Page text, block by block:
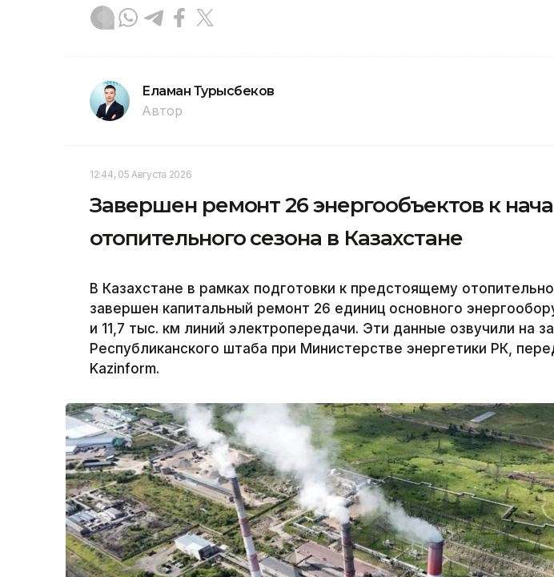
Еламан Турысбеков
Автор
12:44, 05 Августа 2026
Завершен ремонт 26 энергообъектов к
отопительного сезона в Казахстане
В Казахстане в рамках подготовки к предстоящему
завершен капитальный ремонт 26 единиц основного
и 11,7 тыс. км линий электропередачи. Эти данные озвучили на
Республиканского штаба при Министерстве энергетики РК,
Kazinform.